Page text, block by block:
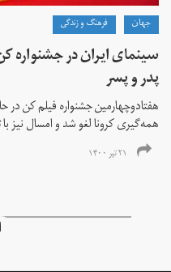
جهان فرهنگ و زندگی
سینمای ایران در جشنواره
پدر و پسر
هفتادوچهارمین جشنواره فیلم کن
همه‌گیری کرونا لغو شد و امسال نیز با تاخیری دو
۲۱ تیر ۱۴۰۰